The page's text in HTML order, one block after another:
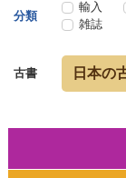
分類
輸入
雑誌
古書 日本の